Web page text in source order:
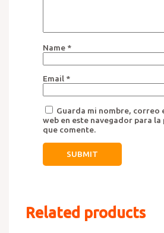
Name *
Email *
Guarda mi nombre, correo
web en este navegador para la
que comente.
Related products